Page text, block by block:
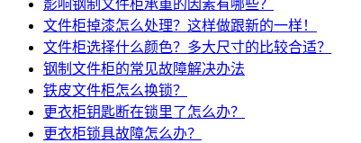
影响钢制文件柜承重的因素有哪些？
文件柜掉漆怎么处理？这样做跟新的一样！
文件柜选择什么颜色？多大尺寸的比较合适？
钢制文件柜的常见故障解决办法
铁皮文件柜怎么换锁？
更衣柜钥匙断在锁里了怎么办？
更衣柜锁具故障怎么办？